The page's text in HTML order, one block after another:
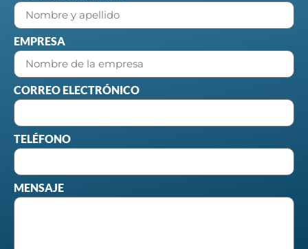
EMPRESA
CORREO ELECTRÓNICO
TELÉFONO
MENSAJE